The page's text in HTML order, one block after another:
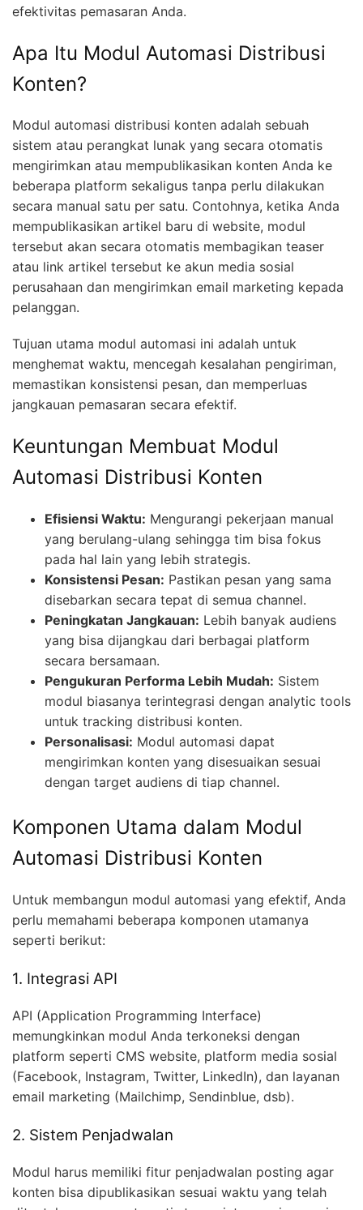
efektivitas pemasaran Anda.
Apa Itu Modul Automasi Distribusi
Konten?
Modul automasi distribusi konten adalah sebuah
sistem atau perangkat lunak yang secara otomatis
mengirimkan atau mempublikasikan konten Anda ke
beberapa platform sekaligus tanpa perlu dilakukan
secara manual satu per satu. Contohnya, ketika Anda
mempublikasikan artikel baru di website, modul
tersebut akan secara otomatis membagikan teaser
atau link artikel tersebut ke akun media sosial
perusahaan dan mengirimkan email marketing kepada
pelanggan.
Tujuan utama modul automasi ini adalah untuk
menghemat waktu, mencegah kesalahan pengiriman,
memastikan konsistensi pesan, dan memperluas
jangkauan pemasaran secara efektif.
Keuntungan Membuat Modul
Automasi Distribusi Konten
Efisiensi Waktu: Mengurangi pekerjaan manual
yang berulang-ulang sehingga tim bisa fokus
pada hal lain yang lebih strategis.
Konsistensi Pesan: Pastikan pesan yang sama
disebarkan secara tepat di semua channel.
Peningkatan Jangkauan: Lebih banyak audiens
yang bisa dijangkau dari berbagai platform
secara bersamaan.
Pengukuran Performa Lebih Mudah: Sistem
modul biasanya terintegrasi dengan analytic tools
untuk tracking distribusi konten.
Personalisasi: Modul automasi dapat
mengirimkan konten yang disesuaikan sesuai
dengan target audiens di tiap channel.
Komponen Utama dalam Modul
Automasi Distribusi Konten
Untuk membangun modul automasi yang efektif, Anda
perlu memahami beberapa komponen utamanya
seperti berikut:
1. Integrasi API
API (Application Programming Interface)
memungkinkan modul Anda terkoneksi dengan
platform seperti CMS website, platform media sosial
(Facebook, Instagram, Twitter, LinkedIn), dan layanan
email marketing (Mailchimp, Sendinblue, dsb).
2. Sistem Penjadwalan
Modul harus memiliki fitur penjadwalan posting agar
konten bisa dipublikasikan sesuai waktu yang telah